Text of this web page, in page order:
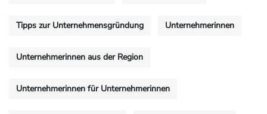
Tipps zur Unternehmensgründung Unternehmerinnen
Unternehmerinnen aus der Region
Unternehmerinnen für Unternehmerinnen